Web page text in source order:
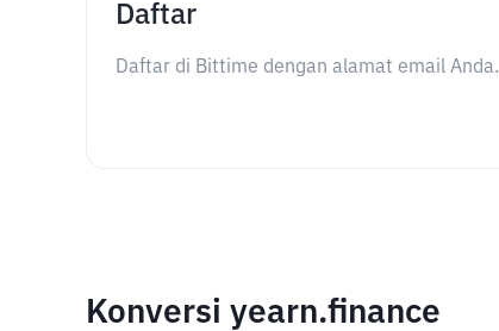
Daftar
Daftar di Bittime dengan alamat email Anda.
Konversi yearn.finance